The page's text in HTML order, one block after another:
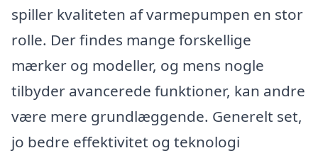
spiller kvaliteten af varmepumpen en stor
rolle. Der findes mange forskellige
mærker og modeller, og mens nogle
tilbyder avancerede funktioner, kan andre
være mere grundlæggende. Generelt set,
jo bedre effektivitet og teknologi